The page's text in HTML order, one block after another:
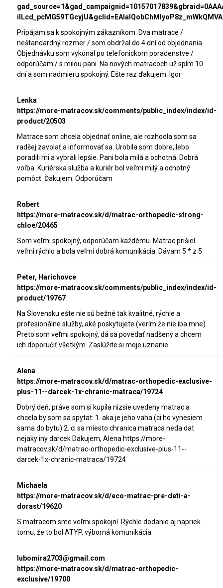
Pripájam sa k spokojným zákazníkom. Dva matrace /
neštandardný rozmer / som obdržal do 4 dní od objednania.
Objednávku som vykonal po telefonickom poradenstve /
odporúčam / s milou pani. Na nových matracoch už spím 10
dní a som nadmieru spokojný. Ešte raz ďakujem. Igor
Lenka
https://more-matracov.sk/comments/public_index/index/id-
product/20503
Matrace som chcela objednať online, ale rozhodla som sa
radšej zavolať a informovať sa. Urobila som dobre, lebo
poradili mi a vybrali lepšie. Pani bola milá a ochotná. Dobrá
voľba. Kuriérska služba a kuriér bol veľmi milý a ochotný
pomôcť. Ďakujem. Odporúčam
Robert
https://more-matracov.sk/d/matrac-orthopedic-strong-
chloe/20465
Som veľmi spokojný, odporúčam každému. Matrac prišiel
veľmi rýchlo a bola veľmi dobrá komunikácia. Dávam 5 * z 5
Peter, Harichovce
https://more-matracov.sk/comments/public_index/index/id-
product/19767
Na Slovensku ešte nie sú bežné tak kvalitné, rýchle a
profesionálne služby, aké poskytujete (verím že nie iba mne).
Preto som veľmi spokojný, dá sa povedať nadšený a chcem
ich doporučiť všetkým. Zaslúžite si moje uznanie.
Alena
https://more-matracov.sk/d/matrac-orthopedic-exclusive-
plus-11--darcek-1x-chranic-matraca/19724
Dobrý deň, práve som si kupila nizsie uvedeny matrac a
chcela by som sa spytat: 1. aka je jeho vaha (ci ho vynesiem
sama do bytu) 2. ci sa miesto chranica matraca neda dat
nejaky iny darcek Dakujem, Alena https://more-
matracov.sk/d/matrac-orthopedic-exclusive-plus-11--
darcek-1x-chranic-matraca/19724
Michaela
https://more-matracov.sk/d/eco-matrac-pre-deti-a-
dorast/19620
S matracom sme veľmi spokojní. Rýchle dodanie aj napriek
tomu, že to bol ATYP, výborná komunikácia.
lubomira2703@gmail.com
https://more-matracov.sk/d/matrac-orthopedic-
exclusive/19700